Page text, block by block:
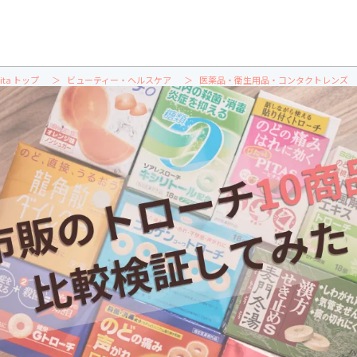
トップ ビューティー・ヘルスケア
医薬品・衛生用品・コンタクトレンズ
【比較検証】市販トローチのおすすめ人気ランキング10選｜喉によく効くのは？